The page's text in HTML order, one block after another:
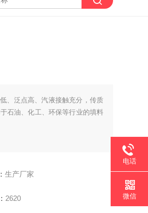
、泛点高、汽液接触充分，传质
石油、化工、环保等行业的填料
生产厂家
2620
电话
微信